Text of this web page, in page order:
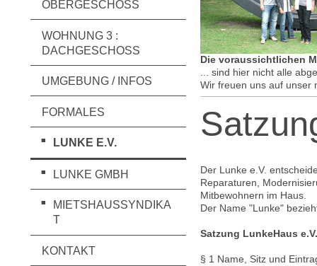
OBERGESCHOSS
WOHNUNG 3 :
DACHGESCHOSS
UMGEBUNG / INFOS
FORMALES
LUNKE E.V.
LUNKE GMBH
MIETSHAUSSYNDIKA
T
KONTAKT
Die voraussichtlichen
... sind hier nicht alle
Wir freuen uns auf unser
Der Lunke e.V.
Reparaturen,
Mitbewohnern im Haus.
Der Name "Lunke"
Satzung LunkeHaus
§ 1 Name, Sitz und